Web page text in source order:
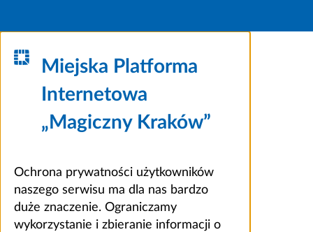
Miejska Platforma
Internetowa
„Magiczny Kraków”
Ochrona prywatności użytkowników
naszego serwisu ma dla nas bardzo
duże znaczenie. Ograniczamy
wykorzystanie i zbieranie informacji o